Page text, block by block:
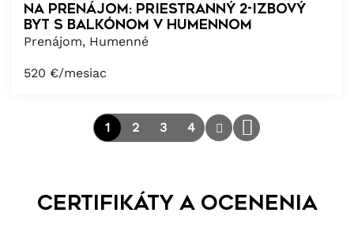
Na prenájom: Priestranný 2-izbový
byt s balkónom v Humennom
Prenájom, Humenné
520 €/mesiac
1 2 3 4
Certifikáty a ocenenia